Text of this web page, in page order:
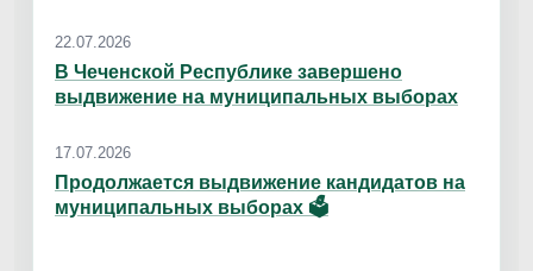
22.07.2026
В Чеченской Республике завершено
выдвижение на муниципальных выборах
17.07.2026
Продолжается выдвижение кандидатов на
муниципальных выборах 🗳